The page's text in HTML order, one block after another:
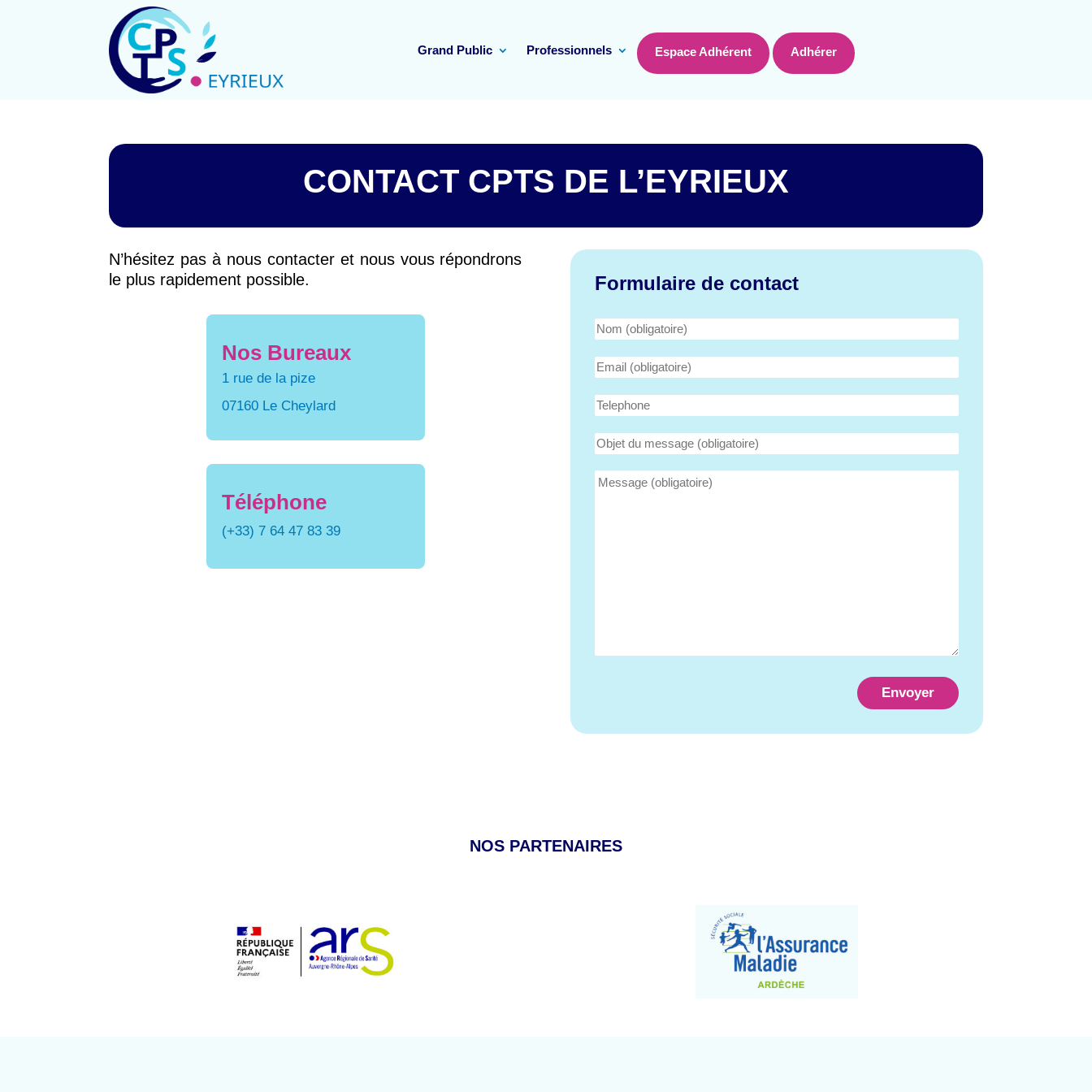
Grand Public Professionnels Espace Adhérent Adhérer
CONTACT CPTS DE L’EYRIEUX
N’hésitez pas à nous contacter et nous vous répondrons
le plus rapidement possible.
Nos Bureaux
1 rue de la pize
07160 Le Cheylard
Téléphone
(+33) 7 64 47 83 39
Formulaire de contact
Envoyer
NOS PARTENAIRES